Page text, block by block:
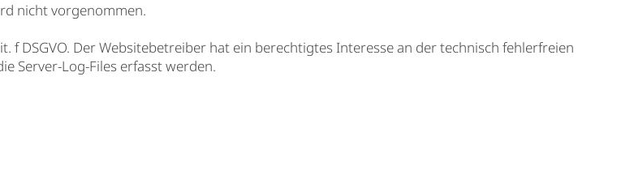
nicht vorgenommen.
f DSGVO. Der Websitebetreiber hat ein berechtigtes Interesse an der technisch fehlerfreien
Server-Log-Files erfasst werden.